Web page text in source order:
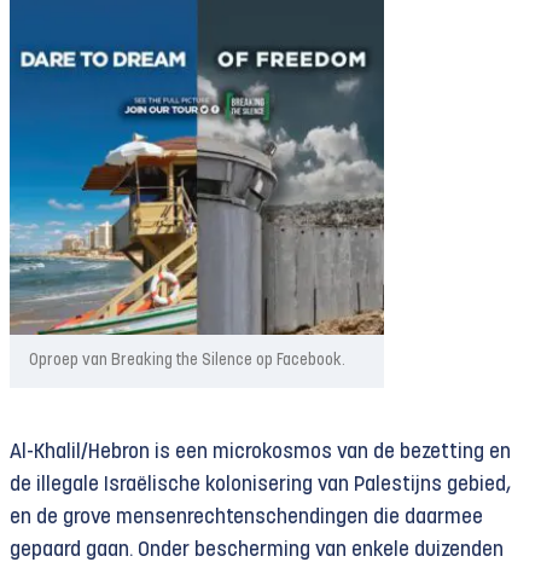
Oproep van Breaking the Silence op Facebook.
Al-Khalil/Hebron is een microkosmos van de bezetting en
de illegale Israëlische kolonisering van Palestijns gebied,
en de grove mensenrechtenschendingen die daarmee
gepaard gaan. Onder bescherming van enkele duizenden